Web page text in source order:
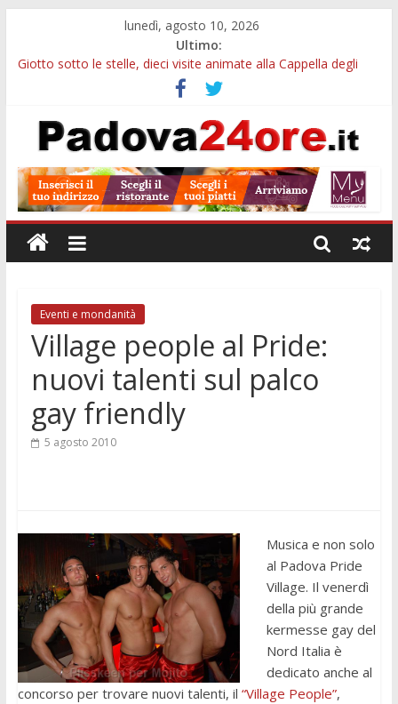
lunedì, agosto 10, 2026
Ultimo:
Giotto sotto le stelle, dieci visite animate alla Cappella degli
Notizie di Padova alle ore 23: borse Eni, musei gratuiti e
scadenze universitarie
Concorso Claudio Scimone, 14mila euro ai giovani musicisti:
Gemellaggi internazionali, 100mila euro ai Comuni veneti:
domande entro il 7 settembre
Alloggi ESU Padova 2026-2027: requisiti, scadenze e domanda
per ottenere un posto letto
Eventi e mondanità
Village people al Pride:
nuovi talenti sul palco
gay friendly
5 agosto 2010
Musica e non solo
al Padova Pride
Village. Il venerdì
della più grande
kermesse gay del
Nord Italia è
dedicato anche al
concorso per trovare nuovi talenti, il “Village People”,